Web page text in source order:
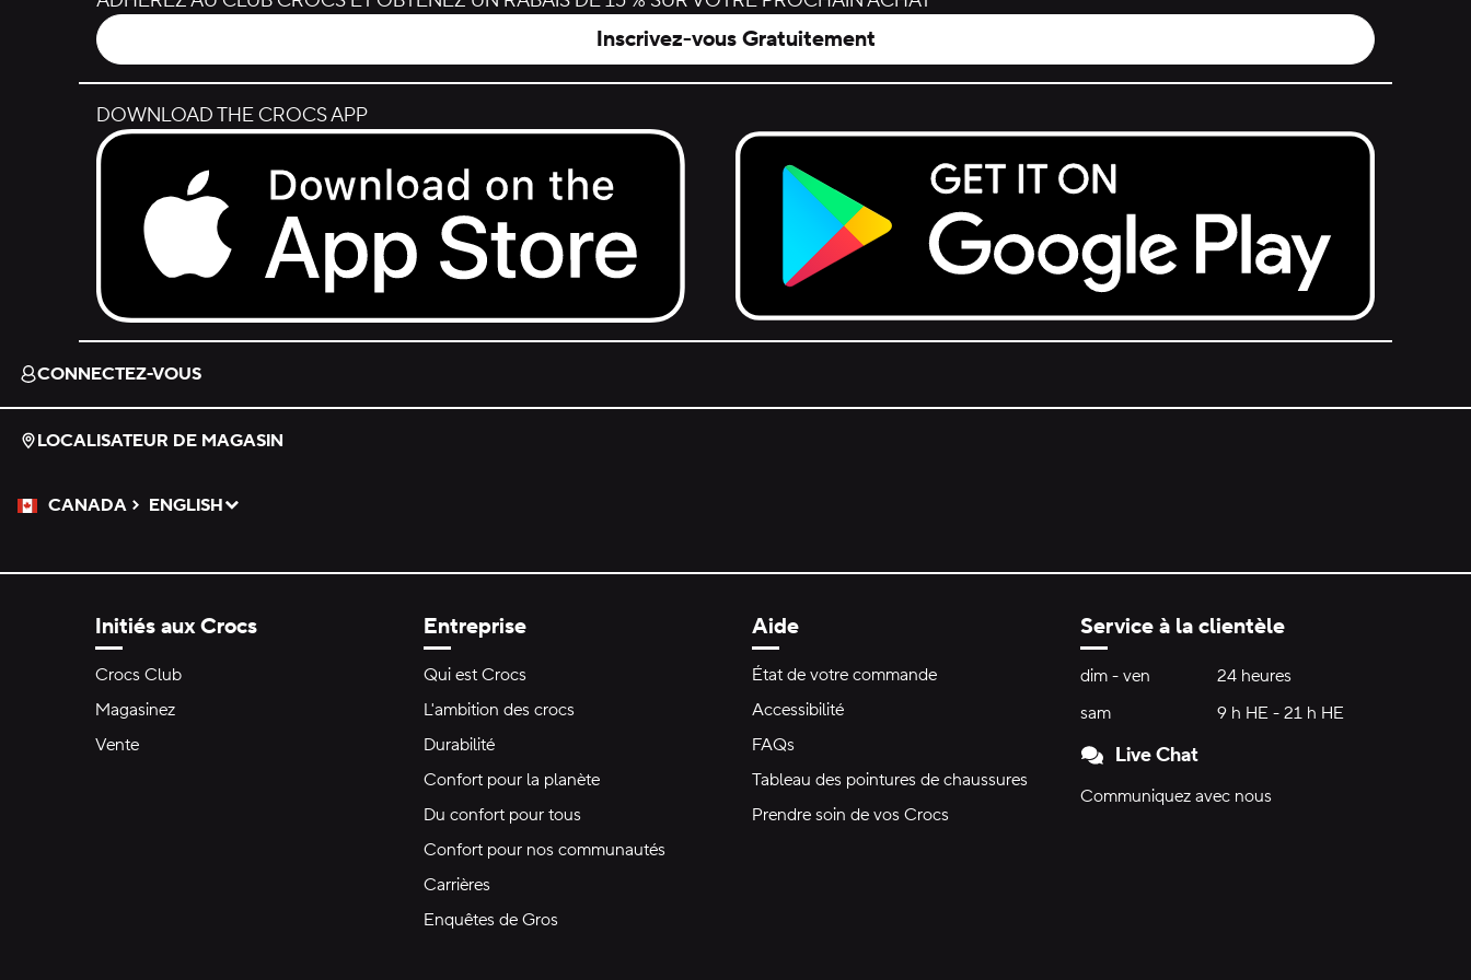
Inscrivez-vous Gratuitement
DOWNLOAD THE CROCS APP
Download on the App Store.
Get it on Google Play.
CONNECTEZ-VOUS
LOCALISATEUR DE MAGASIN
CANADA
Veuillez sélectionner une langue
ENGLISH
Sélectionné
Initiés aux Crocs
Crocs Club
Magasinez
Vente
Entreprise
Qui est Crocs
L'ambition des crocs
Durabilité
Confort pour la planète
Du confort pour tous
Confort pour nos communautés
Carrières
Enquêtes de Gros
Aide
État de votre commande
Accessibilité
FAQs
Tableau des pointures de chaussures
Prendre soin de vos Crocs
Service à la clientèle
Heures d'ouverture:
dim - ven dimanche à vendredi
24 heures
sam
9 h HE - 21 h HE
Live Chat
Communiquez avec nous